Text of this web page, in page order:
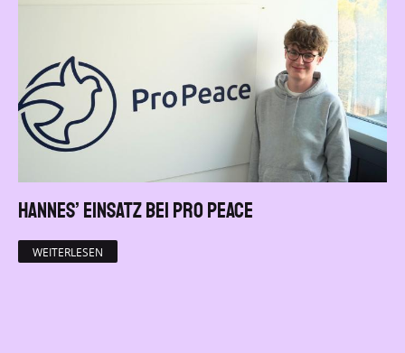
Hannes’ Einsatz bei Pro Peace
WEITERLESEN